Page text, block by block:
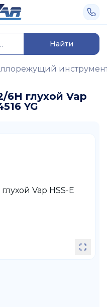
Найти
6H глухой Vap
YG